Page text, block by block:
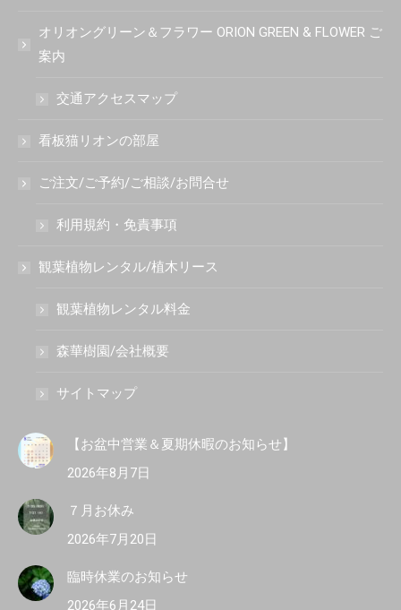
オリオングリーン＆フラワー ORION GREEN & FLOWER ご
案内
交通アクセスマップ
看板猫リオンの部屋
ご注文/ご予約/ご相談/お問合せ
利用規約・免責事項
観葉植物レンタル/植木リース
観葉植物レンタル料金
森華樹園/会社概要
サイトマップ
【お盆中営業＆夏期休暇のお知らせ】
2026年8月7日
７月お休み
2026年7月20日
臨時休業のお知らせ
2026年6月24日